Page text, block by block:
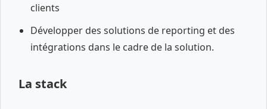
clients
Développer des solutions de reporting et des
intégrations dans le cadre de la solution.
La stack